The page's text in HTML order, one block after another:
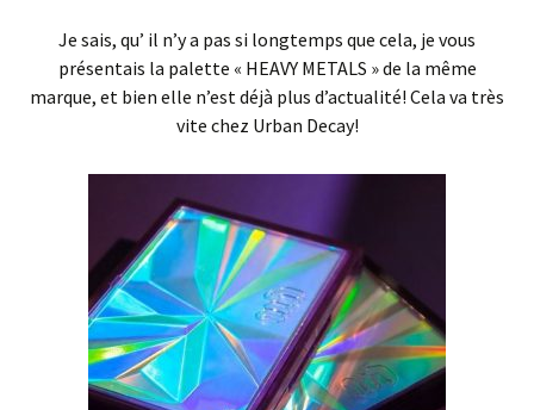
Je sais, qu’ il n’y a pas si longtemps que cela, je vous
présentais la palette « HEAVY METALS » de la même
marque, et bien elle n’est déjà plus d’actualité! Cela va très
vite chez Urban Decay!